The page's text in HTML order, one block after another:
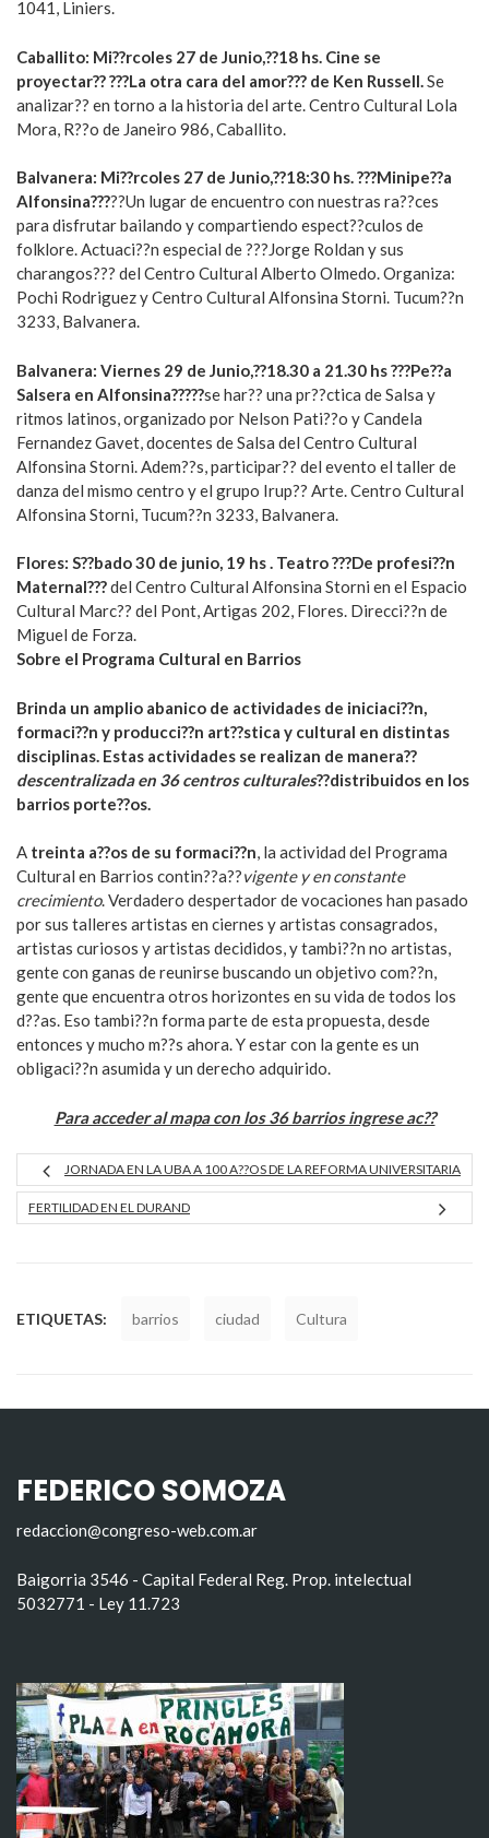
1041, Liniers.
Caballito: Mi??rcoles 27 de Junio,??18 hs. Cine se
proyectar?? ???La otra cara del amor??? de Ken Russell. Se
analizar?? en torno a la historia del arte. Centro Cultural Lola
Mora, R??o de Janeiro 986, Caballito.
Balvanera: Mi??rcoles 27 de Junio,??18:30 hs. ???Minipe??a
Alfonsina?????Un lugar de encuentro con nuestras ra??ces
para disfrutar bailando y compartiendo espect??culos de
folklore. Actuaci??n especial de ???Jorge Roldan y sus
charangos??? del Centro Cultural Alberto Olmedo. Organiza:
Pochi Rodriguez y Centro Cultural Alfonsina Storni. Tucum??n
3233, Balvanera.
Balvanera: Viernes 29 de Junio,??18.30 a 21.30 hs ???Pe??a
Salsera en Alfonsina?????se har?? una pr??ctica de Salsa y
ritmos latinos, organizado por Nelson Pati??o y Candela
Fernandez Gavet, docentes de Salsa del Centro Cultural
Alfonsina Storni. Adem??s, participar?? del evento el taller de
danza del mismo centro y el grupo Irup?? Arte. Centro Cultural
Alfonsina Storni, Tucum??n 3233, Balvanera.
Flores: S??bado 30 de junio, 19 hs . Teatro ???De profesi??n
Maternal???del Centro Cultural Alfonsina Storni en el Espacio
Cultural Marc?? del Pont, Artigas 202, Flores. Direcci??n de
Miguel de Forza.
Sobre el Programa Cultural en Barrios
Brinda un amplio abanico de actividades de iniciaci??n,
formaci??n y producci??n art??stica y cultural en distintas
disciplinas. Estas actividades se realizan de manera??
descentralizada en 36 centros culturales??distribuidos en los
barrios porte??os.
A treinta a??os de su formaci??n, la actividad del Programa
Cultural en Barrios contin??a??vigente y en constante
crecimiento. Verdadero despertador de vocaciones han pasado
por sus talleres artistas en ciernes y artistas consagrados,
artistas curiosos y artistas decididos, y tambi??n no artistas,
gente con ganas de reunirse buscando un objetivo com??n,
gente que encuentra otros horizontes en su vida de todos los
d??as. Eso tambi??n forma parte de esta propuesta, desde
entonces y mucho m??s ahora. Y estar con la gente es un
obligaci??n asumida y un derecho adquirido.
Para acceder al mapa con los 36 barrios ingrese ac??
JORNADA EN LA UBA A 100 A??OS DE LA REFORMA UNIVERSITARIA
FERTILIDAD EN EL DURAND
ETIQUETAS: barrios ciudad Cultura
FEDERICO SOMOZA
redaccion@congreso-web.com.ar
Baigorria 3546 - Capital Federal Reg. Prop. intelectual
5032771 - Ley 11.723